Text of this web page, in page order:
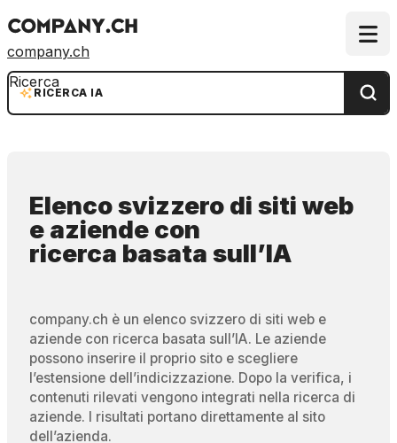
company.ch
RICERCA IA
Ricerca
Elenco svizzero di siti web
e aziende con
ricerca basata sull’IA
company.ch è un elenco svizzero di siti web e
aziende con ricerca basata sull’IA. Le aziende
possono inserire il proprio sito e scegliere
l’estensione dell’indicizzazione. Dopo la verifica, i
contenuti rilevati vengono integrati nella ricerca di
aziende. I risultati portano direttamente al sito
dell’azienda.